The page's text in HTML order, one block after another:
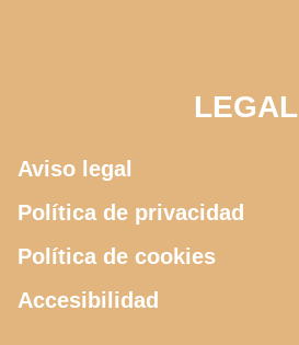
LEGAL
Aviso legal
Política de privacidad
Política de cookies
Accesibilidad